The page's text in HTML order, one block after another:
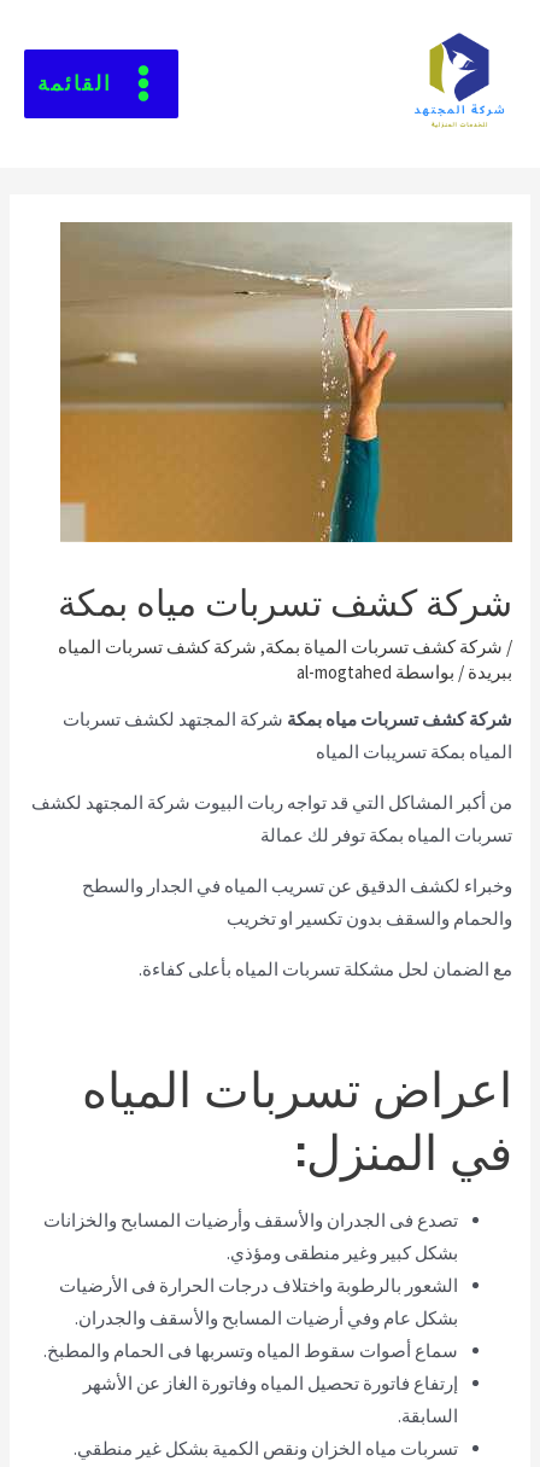
القائمة
شركة كشف تسربات مياه بمكة
/ شركة كشف تسربات المياة بمكة, شركة كشف تسربات المياه
ببريدة / بواسطة al-mogtahed
شركة كشف تسربات مياه بمكة شركة المجتهد لكشف تسربات
المياه بمكة تسريبات المياه
من أكبر المشاكل التي قد تواجه ربات البيوت شركة المجتهد لكشف
تسربات المياه بمكة توفر لك عمالة
وخبراء لكشف الدقيق عن تسريب المياه في الجدار والسطح
والحمام والسقف بدون تكسير او تخريب
مع الضمان لحل مشكلة تسربات المياه بأعلى كفاءة.
اعراض تسربات المياه
في المنزل:
تصدع فى الجدران والأسقف وأرضيات المسابح والخزانات
بشكل كبير وغير منطقى ومؤذي.
الشعور بالرطوبة واختلاف درجات الحرارة فى الأرضيات
بشكل عام وفي أرضيات المسابح والأسقف والجدران.
سماع أصوات سقوط المياه وتسربها فى الحمام والمطبخ.
إرتفاع فاتورة تحصيل المياه وفاتورة الغاز عن الأشهر
السابقة.
تسربات مياه الخزان ونقص الكمية بشكل غير منطقي.